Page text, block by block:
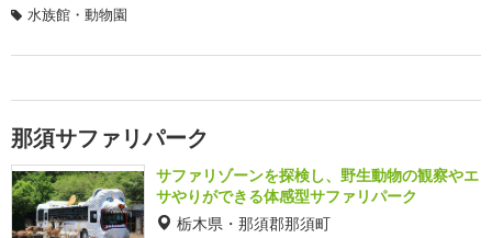
水族館・動物園
那須サファリパーク
サファリゾーンを探検し、野生動物の観察やエ
サやりができる体感型サファリパーク
栃木県・那須郡那須町